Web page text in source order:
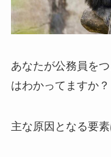
あなたが公務員を
はわかってますか？
主な原因となる要素